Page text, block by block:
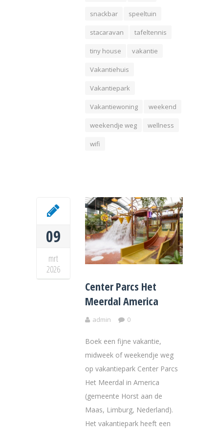
snackbar speeltuin
stacaravan tafeltennis
tiny house vakantie
Vakantiehuis
Vakantiepark
Vakantiewoning weekend
weekendje weg wellness
wifi
09
mrt
2026
Center Parcs Het
Meerdal America
admin 0
Boek een fijne vakantie,
midweek of weekendje weg
op vakantiepark Center Parcs
Het Meerdal in America
(gemeente Horst aan de
Maas, Limburg, Nederland).
Het vakantiepark heeft een